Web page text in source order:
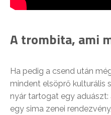
A trombita, ami
Ha pedig a csend után
mindent elsöprő kulturális
nyár tartogat egy aduászt:
egy sima zenei